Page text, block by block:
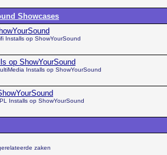
Showcases
Installs op ShowYourSound
op ShowYourSound
Installs op ShowYourSound
Installs op ShowYourSound
zaken